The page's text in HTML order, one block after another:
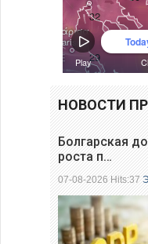
НОВОСТИ
Болгарская
роста п…
07-08-2026 Hits:37